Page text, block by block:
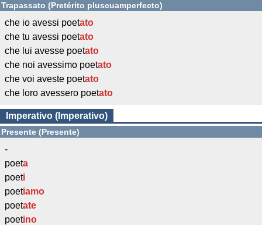
Trapassato (Pretérito pluscuamperfecto)
che io avessi poetato
che tu avessi poetato
che lui avesse poetato
che noi avessimo poetato
che voi aveste poetato
che loro avessero poetato
Imperativo (Imperativo)
Presente (Presente)
-
poeta
poeti
poetiamo
poetate
poetino